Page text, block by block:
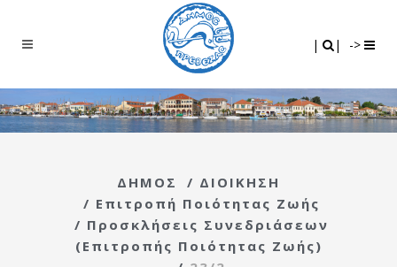
| | ->
ΔΗΜΟΣ / ΔΙΟΙΚΗΣΗ
/ Επιτροπή Ποιότητας Ζωής
/ Προσκλήσεις Συνεδριάσεων
(Επιτροπής Ποιότητας Ζωής)